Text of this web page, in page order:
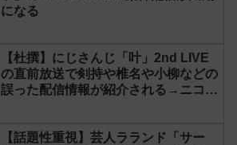
になる
【杜撰】にじさんじ「叶」2nd LIVE
の直前放送で剣持や椎名や小柳などの
誤った配信情報が紹介される→ニコニ
【生成AI?】
【話題性重視】芸人ラランド「サー